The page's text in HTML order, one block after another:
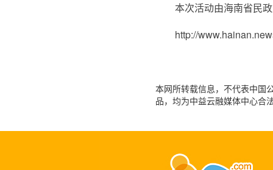
本次活动由海南省民
http://
本网所转载信息，不代表中国
品，均为中益云融媒体中心合